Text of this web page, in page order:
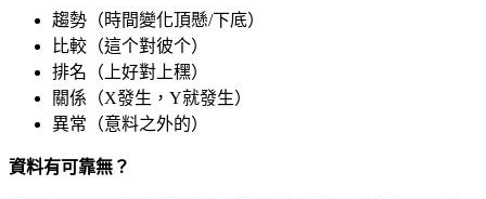
趨勢（時間變化頂懸/下底）
比較（這个對彼个）
排名（上好對上䆀）
關係（X發生，Y就發生）
異常（意料之外的）
資料有可靠無？